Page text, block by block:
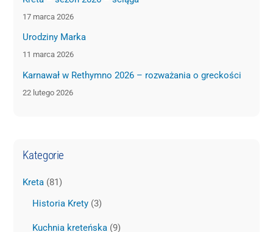
17 marca 2026
Urodziny Marka
11 marca 2026
Karnawał w Rethymno 2026 – rozważania o greckości
22 lutego 2026
Kategorie
Kreta (81)
Historia Krety(3)
Kuchnia kreteńska (9)